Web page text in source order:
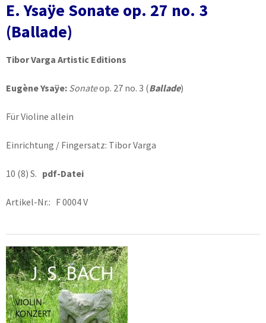
E. Ysaÿe Sonate op. 27 no. 3
(Ballade)
Tibor Varga Artistic Editions
Eugène Ysaÿe: Sonateop. 27 no. 3 (Ballade)
Für Violine allein
Einrichtung / Fingersatz: Tibor Varga
10 (8) S. pdf-Datei
Artikel-Nr.: F 0004 V